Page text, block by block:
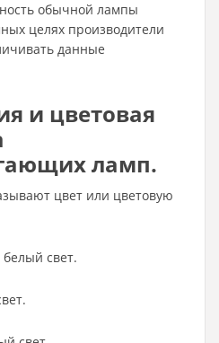
обычной лампы
целях производители
данные
и цветовая
ламп.
цвет или цветовую
свет.